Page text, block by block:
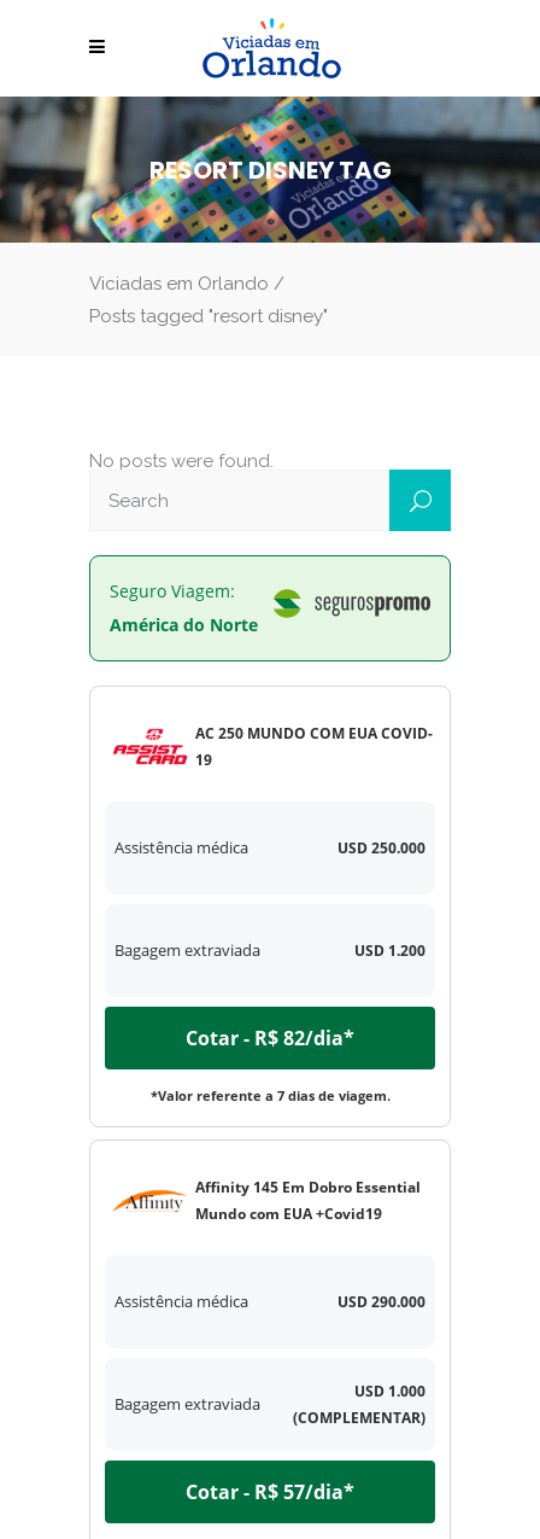
RESORT DISNEY TAG
Viciadas em Orlando /
Posts tagged "resort disney"
No posts were found.
Seguro Viagem:
América do Norte
AC 250 MUNDO COM EUA COVID-
19
Assistência médica USD 250.000
Bagagem extraviada USD 1.200
Cotar - R$ 82/dia*
*Valor referente a 7 dias de viagem.
Affinity 145 Em Dobro Essential
Mundo com EUA +Covid19
Assistência médica USD 290.000
Bagagem extraviada
USD 1.000
(COMPLEMENTAR)
Cotar - R$ 57/dia*